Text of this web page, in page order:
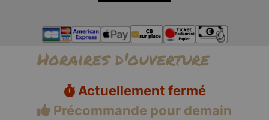
Horaires d'ouverture
Actuellement fermé
Précommande pour demain